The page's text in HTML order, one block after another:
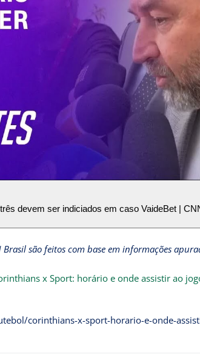
devem ser indiciados em caso VaideBet |
são feitos com base em informações
x Sport: horário e onde assistir ao
corinthians-x-sport-horario-e-onde-